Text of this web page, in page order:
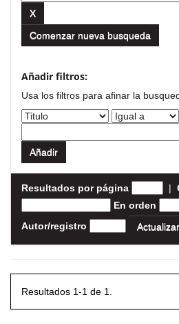
Comenzar nueva busqueda
Añadir filtros:
Usa los filtros para afinar la
Resultados por página |
En orden
Autor/registro
Resultados 1-1 de 1.